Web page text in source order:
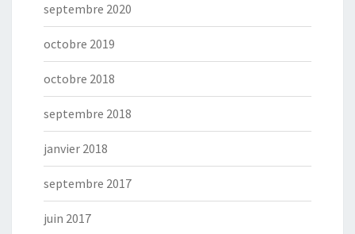
septembre 2020
octobre 2019
octobre 2018
septembre 2018
janvier 2018
septembre 2017
juin 2017